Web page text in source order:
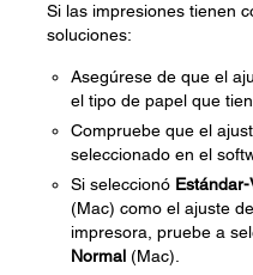
Si las impresiones tienen
soluciones:
Asegúrese de que el
el tipo de papel que
Compruebe que el
seleccionado en el
Si seleccionó Estándar-
(Mac) como el ajuste
impresora, pruebe a
Normal (Mac).